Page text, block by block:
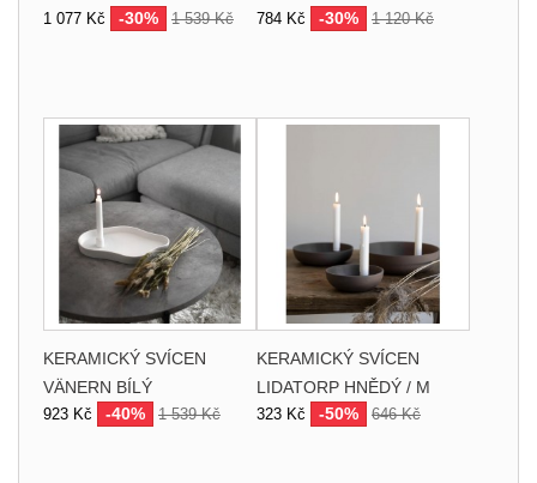
1 077 Kč -30% 1 539 Kč 784 Kč -30% 1 120 Kč
KERAMICKÝ SVÍCEN
VÄNERN BÍLÝ
923 Kč -40% 1 539 Kč
KERAMICKÝ SVÍCEN
LIDATORP HNĚDÝ / M
323 Kč -50% 646 Kč